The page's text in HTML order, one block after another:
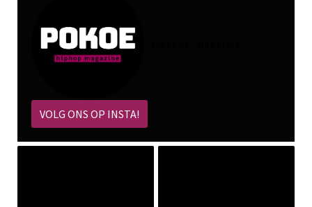
VOLG ONS OP INSTA!